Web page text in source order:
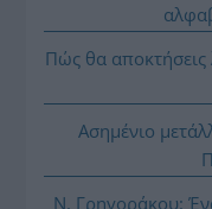
Πώς θα
Ασημένιο
Ν. Γρηγοράκου: